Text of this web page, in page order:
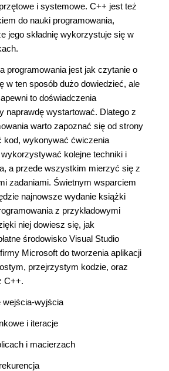
i systemowe. C++ jest też
do nauki programowania,
jego składnię wykorzystuje się w
programowania jest jak czytanie o
w ten sposób dużo dowiedzieć, ale
to doświadczenia
naprawdę wystartować. Dlatego z
warto zapoznać się od strony
kod, wykonywać ćwiczenia
kolejne techniki i
a przede wszystkim mierzyć się z
zadaniami. Świetnym wsparciem
najnowsze wydanie książki
z przykładowymi
niej dowiesz się, jak
środowisko Visual Studio
Microsoft do tworzenia aplikacji
przejrzystym kodzie, oraz
C++.
wejścia-wyjścia
i iteracje
i macierzach